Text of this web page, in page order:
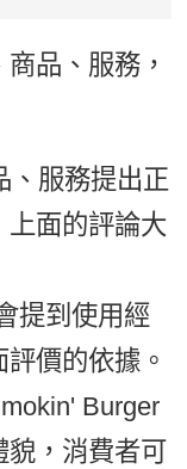
品、服務，
、服務提出正
上面的評論大
提到使用經
價的依據。
Burger
貌，消費者可